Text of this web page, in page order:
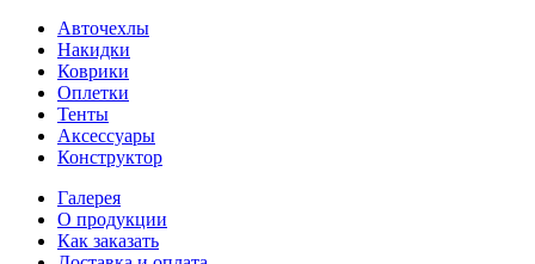
Авточехлы
Накидки
Коврики
Оплетки
Тенты
Аксессуары
Конструктор
Галерея
О продукции
Как заказать